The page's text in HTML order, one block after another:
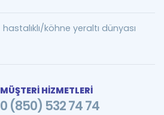
hastalıklı/köhne yeraltı dünyası
MÜŞTERİ HİZMETLERİ
0 (850) 532 74 74